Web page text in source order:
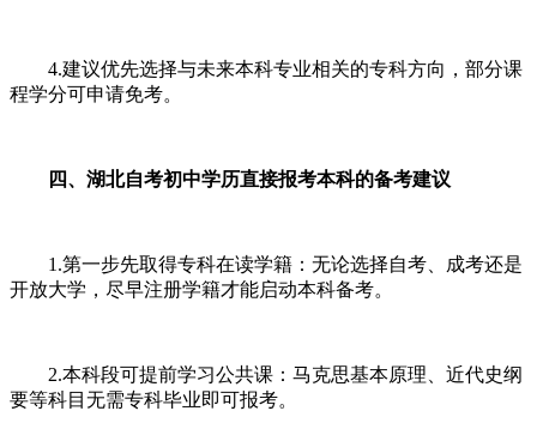
4.建议优先选择与未来本科专业相关的专科方向，部分课
程学分可申请免考。
四、湖北自考初中学历直接报考本科的备考建议
1.第一步先取得专科在读学籍：无论选择自考、成考还是
开放大学，尽早注册学籍才能启动本科备考。
2.本科段可提前学习公共课：马克思基本原理、近代史纲
要等科目无需专科毕业即可报考。